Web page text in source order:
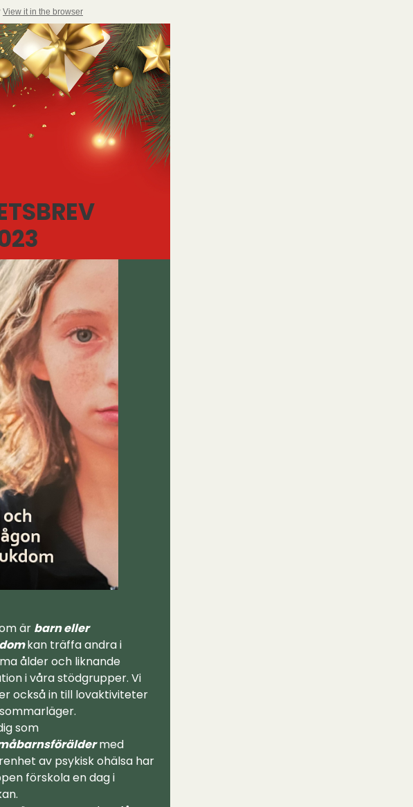
View it in the browser
är barn eller
kan träffa andra i
ålder och liknande
i våra stödgrupper. Vi
också in till lovaktiviteter
som
med
av psykisk ohälsa har
förskola en dag i